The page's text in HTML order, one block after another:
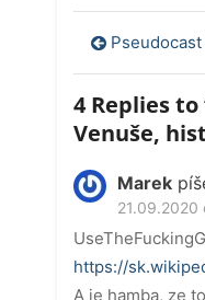
v
článku
Pseudocast
4 Replies to
Venuše,
Marek
21.09.2020
https://
A je hamba, ze